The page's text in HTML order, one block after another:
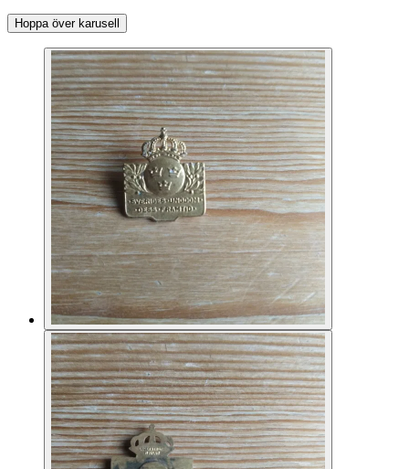
Hoppa över karusell